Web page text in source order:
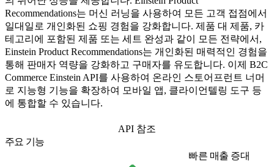
Recommendations는 머신 러닝을 사용하여 모든 고객 접점에서
일대일로 개인화된 쇼핑 경험을 강화합니다. 제품 대 제품, 카
테고리에 포함된 제품 또는 세트 완성과 같이 모든 전략에서,
Einstein Product Recommendations는 개인화된 매력적인 경험을
통해 판매자 역량을 강화하고 구매자를 유도합니다. 이제 B2C
Commerce Einstein API를 사용하여 온라인 스토어프런트 너머
로 지능형 기능을 확장하여 모바일 앱, 클라이언텔링 도구 등
에 통합할 수 있습니다.
API 참조
주요 기능
빠른 매출 증대